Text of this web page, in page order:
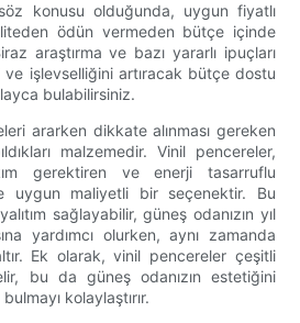
konusu olduğunda, uygun fiyatlı
ödün vermeden bütçe içinde
araştırma ve bazı yararlı ipuçları
ve işlevselliğini artıracak bütçe dostu
bulabilirsiniz.
ararken dikkate alınması gereken
malzemedir. Vinil pencereler,
gerektiren ve enerji tasarruflu
uygun maliyetli bir seçenektir. Bu
sağlayabilir, güneş odanızın yıl
yardımcı olurken, aynı zamanda
Ek olarak, vinil pencereler çeşitli
bu da güneş odanızın estetiğini
kolaylaştırır.